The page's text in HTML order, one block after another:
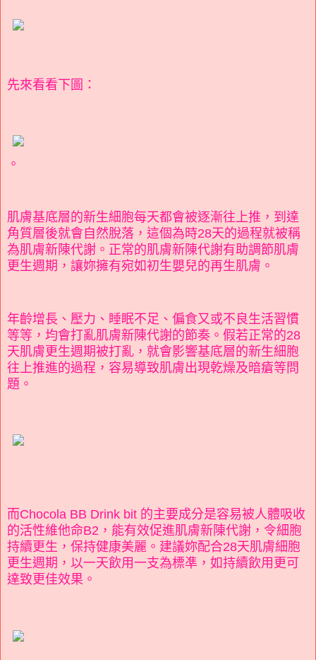
先來看看下圖：
。
肌膚基底層的新生細胞每天都會被逐漸往上推，到達
角質層後就會自然脫落，這個為時28天的過程就被稱
為肌膚新陳代謝。正常的肌膚新陳代謝有助調節肌膚
更生週期，讓妳擁有宛如初生嬰兒的再生肌膚。
年齡增長、壓力、睡眠不足、偏食又或不良生活習慣
等等，均會打亂肌膚新陳代謝的節奏。假若正常的28
天肌膚更生週期被打亂，就會影響基底層的新生細胞
往上推進的過程，容易導致肌膚出現乾燥及暗瘡等問
題。
而Chocola BB Drink bit 的主要成分是容易被人體吸收
的活性維他命B2 ，能有效促進肌膚新陳代謝，令細胞
持續更生，保持健康美麗。建議妳配合28天肌膚細胞
更生週期，以一天飲用一支為標凖，如持續飲用更可
達致更佳效果。